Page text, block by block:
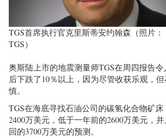
TGS首席执行官克里斯蒂安约翰森（照片：
TGS）
奥斯陆上市的地震测量师TGS在周四报告
后下跌了10％以上，因为尽管收获乐观，
慎。
TGS在海底寻找石油公司的碳氢化合物矿
2400万美元，低于一年前的2600万美元，
回的3700万美元的预测。